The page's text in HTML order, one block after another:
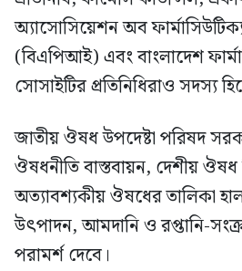
অ্যাসোসিয়েশন অব
(বিএপিআই) এবং বাংলাদেশ
সোসাইটির প্রতিনিধিরাও সদস্য
জাতীয় ঔষধ উপদেষ্টা পরিষদ
ঔষধনীতি বাস্তবায়ন, দেশীয় ঔষধ
অত্যাবশ্যকীয় ঔষধের তালিকা
উৎপাদন, আমদানি ও রপ্তানি-
পরামর্শ দেবে।